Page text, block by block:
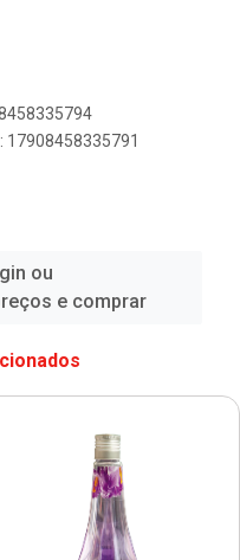
17908458335791
ou
e comprar